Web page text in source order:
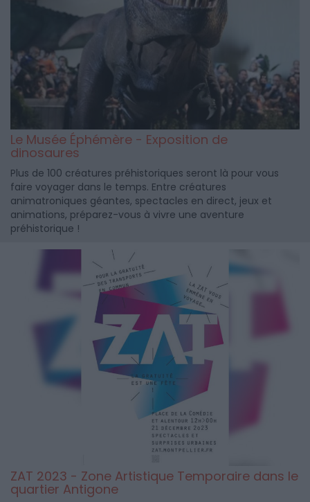
Le Musée Éphémère - Exposition de
dinosaures
Plus de 100 créatures préhistoriques seront là pour vous
faire voyager dans le temps. Entre créatures
animatroniques géantes, spectacles en direct, jeux et
animations, préparez-vous à vivre une aventure
préhistorique !
ZAT 2023 - Zone Artistique Temporaire dans le
quartier Antigone